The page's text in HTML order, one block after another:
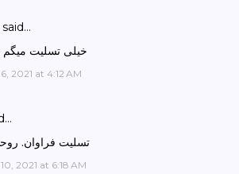
said…
خیلی تسلیت میگم
2021 at 4:12 AM
تسلیت فراوان.
2021 at 6:18 AM